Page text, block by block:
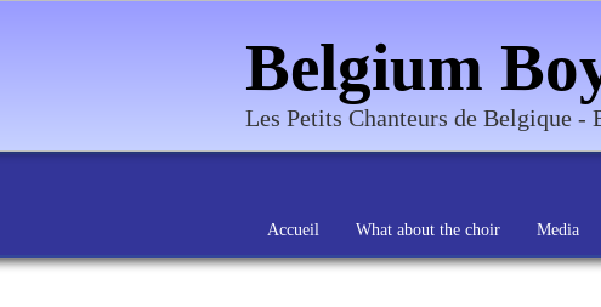
Belgium
Les Petits Chanteurs de Belgique -
Accueil What about the choir Media